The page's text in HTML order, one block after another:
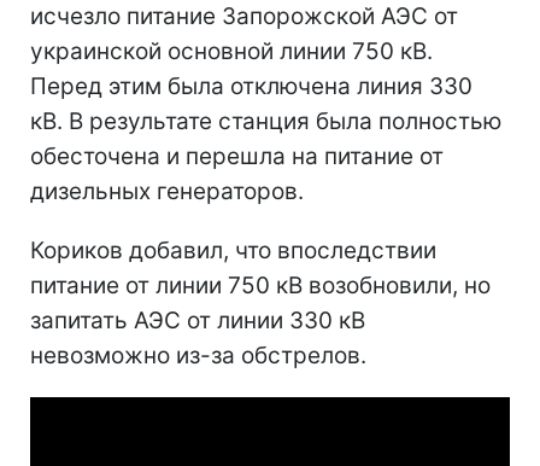
исчезло питание Запорожской АЭС от
украинской основной линии 750 кВ.
Перед этим была отключена линия 330
кВ. В результате станция была полностью
обесточена и перешла на питание от
дизельных генераторов.
Кориков добавил, что впоследствии
питание от линии 750 кВ возобновили, но
запитать АЭС от линии 330 кВ
невозможно из-за обстрелов.